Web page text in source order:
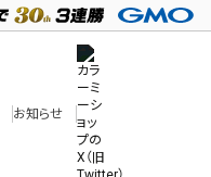
お知らせ